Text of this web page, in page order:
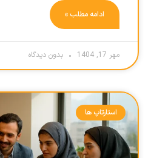
ادامه مطلب »
مهر 17, 1404 بدون دیدگاه
استارتاپ ها